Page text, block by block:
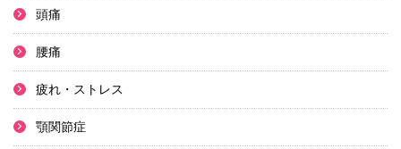
頭痛
腰痛
疲れ・ストレス
顎関節症